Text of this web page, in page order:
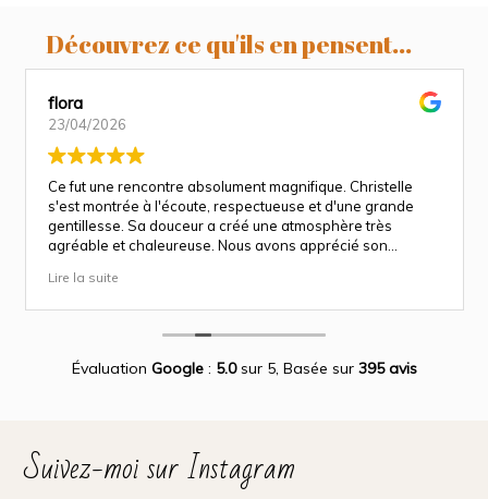
Découvrez ce qu'ils en pensent...
flora
23/04/2026
Ce fut une rencontre absolument magnifique. Christelle
s'est montrée à l'écoute, respectueuse et d'une grande
gentillesse. Sa douceur a créé une atmosphère très
agréable et chaleureuse. Nous avons apprécié son
(grossesse et naissance). Ce fut une expérience des plus
Encore merci infiniment.
Lire la suite
Évaluation Google: 5.0sur 5, Basée sur 395 avis
Suivez-moi sur Instagram